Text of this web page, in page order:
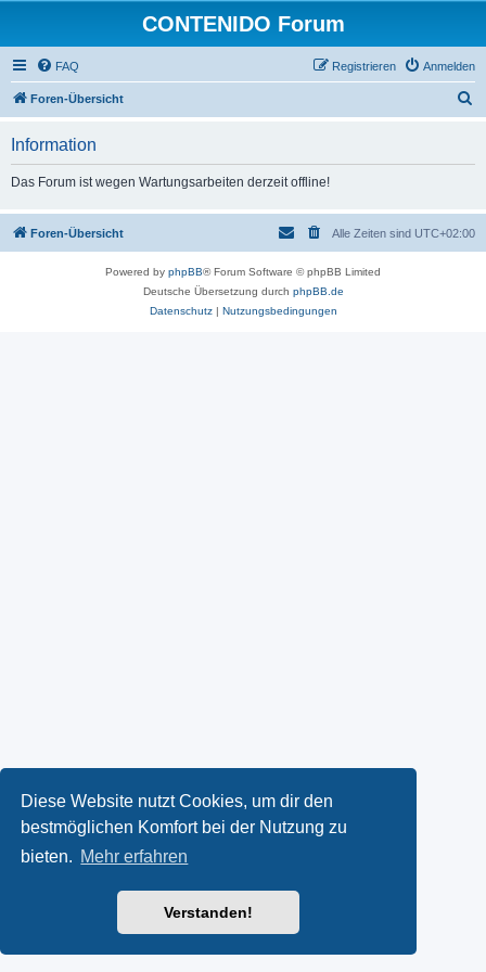
Diese Website nutzt Cookies, um dir den
bestmöglichen Komfort bei der Nutzung zu
bieten. Mehr erfahren
Verstanden!
CONTENIDO Forum
FAQ Anmelden
Registrieren
Foren-Übersicht
Information
Das Forum ist wegen Wartungsarbeiten derzeit offline!
Foren-Übersicht Alle Zeiten sind UTC+02:00
Powered by phpBB® Forum Software © phpBB Limited
Deutsche Übersetzung durch phpBB.de
Datenschutz| Nutzungsbedingungen